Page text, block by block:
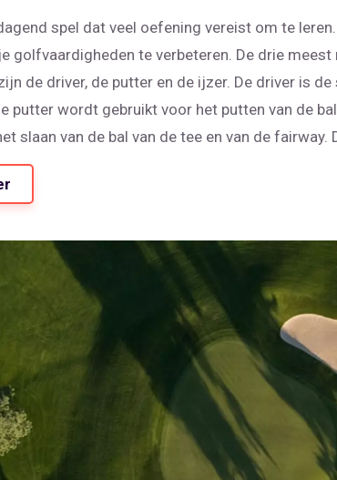
spel dat veel oefening vereist om te
golfvaardigheden te verbeteren. De drie
de driver, de putter en de ijzer. De driver is
putter wordt gebruikt voor het putten van de
slaan van de bal van de tee en van de
willen leren golfen.